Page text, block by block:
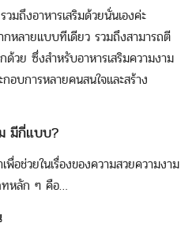
มถึงอาหารเสริมด้วยนั่นเองค่ะ
กหลายแบบทีเดียว รวมถึงสามารถตี
วย ซึ่งสำหรับอาหารเสริมความงาม
บการหลายคนสนใจและสร้าง
มีกี่แบบ?
อช่วยในเรื่องของความสวยความงาม
ทหลัก ๆ คือ…